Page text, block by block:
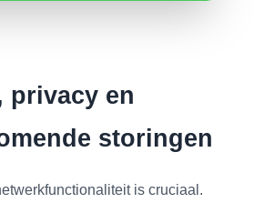
privacy en
storingen
is cruciaal.